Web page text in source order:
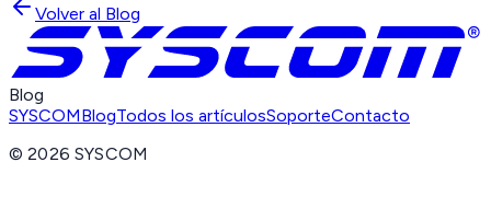
Volver al Blog
Blog
SYSCOMBlogTodos los artículosSoporteContacto
©2026 SYSCOM